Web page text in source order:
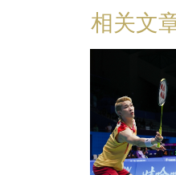
相关文